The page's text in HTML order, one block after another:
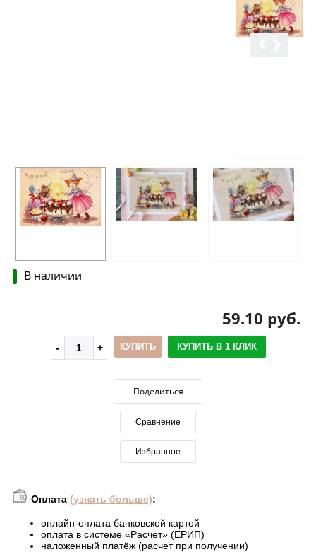
В наличии
59.10 руб.
КУПИТЬ КУПИТЬ В 1 КЛИК
Поделиться
Сравнение
Избранное
Оплата (узнать больше):
онлайн-оплата банковской картой
оплата в системе «Расчет» (ЕРИП)
наложенный платёж (расчет при получении)